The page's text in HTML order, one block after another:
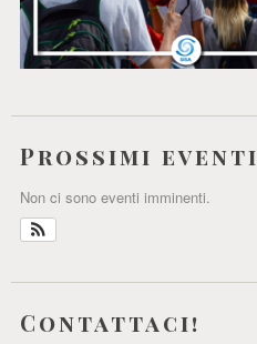
Prossimi eventi
Non ci sono eventi imminenti.
Contattaci!